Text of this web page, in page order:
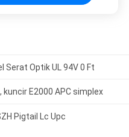
Serat Optik UL 94V 0 Ft
E2000 APC simplex
Pigtail Lc Upc